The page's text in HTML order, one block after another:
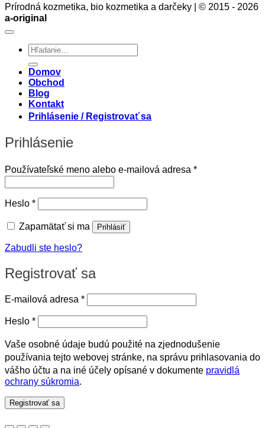
Prírodná kozmetika, bio kozmetika a darčeky | © 2015 - 2026
a-original
Hľadať:
Domov
Obchod
Blog
Kontakt
Prihlásenie / Registrovať sa
Prihlásenie
Používateľské meno alebo e-mailová adresa *Povinné
Heslo *Povinné
Zapamätať si ma Prihlásiť
Zabudli ste heslo?
Registrovať sa
E-mailová adresa *Povinné
Heslo *Povinné
Vaše osobné údaje budú použité na zjednodušenie
používania tejto webovej stránke, na správu prihlasovania do
vášho účtu a na iné účely opísané v dokumente pravidlá
ochrany súkromia.
Registrovať sa